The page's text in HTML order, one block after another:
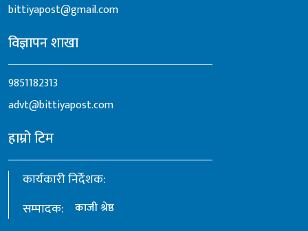
bittiyapost@gmail.com
विज्ञापन शाखा
9851182313
advt@bittiyapost.com
हाम्रो टिम
कार्यकारी निर्देशक:
सम्पादक:
काजी श्रेष्ठ